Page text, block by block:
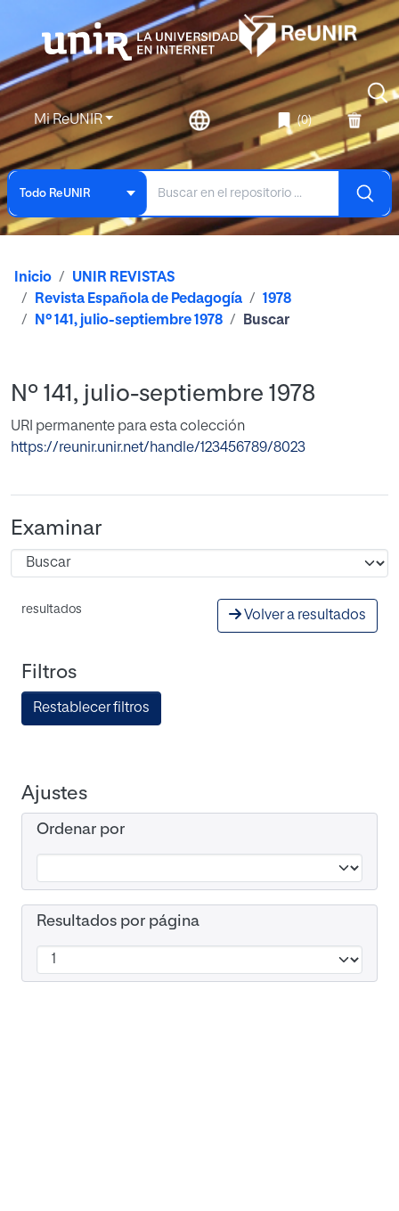
Mi ReUNIR (0)
Todo ReUNIR
Inicio
UNIR REVISTAS
Revista Española de Pedagogía
1978
Nº 141, julio-septiembre 1978
Buscar
Nº 141, julio-septiembre 1978
URI permanente para esta colección
https://reunir.unir.net/handle/123456789/8023
Examinar
resultados Volver a resultados
Filtros
Restablecer filtros
Ajustes
Ordenar por
Resultados por página